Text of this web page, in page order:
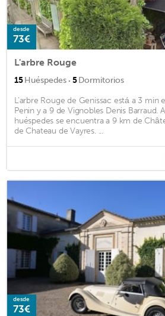
desde
73€
L'arbre Rouge
15Huéspedes · 5Dormitorios
L'arbre Rouge de Genissac está a 3 min
Penin y a 9 de Vignobles Denis Barraud.
huéspedes se encuentra a 9 km de
de Chateau de Vayres. ...
desde
73€